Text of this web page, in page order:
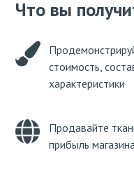
Что вы
стоимость,
характеристики
Продавайте
прибыль